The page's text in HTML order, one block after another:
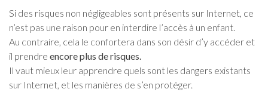
Si des risques non négligeables sont présents sur Internet, ce
n’est pas une raison pour en interdire l’accès à un enfant.
Au contraire, cela le confortera dans son désir d’y accéder et
il prendre encore plus de risques.
Il vaut mieux leur apprendre quels sont les dangers existants
sur Internet, et les manières de s’en protéger.